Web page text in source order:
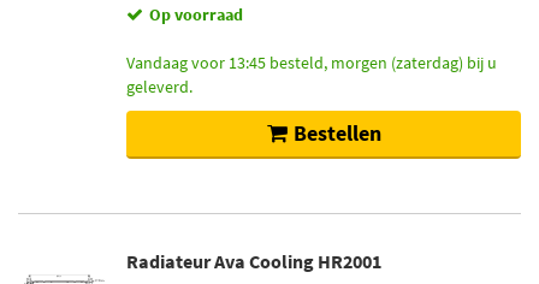
Op voorraad
Vandaag voor 13:45 besteld, morgen (zaterdag) bij u
geleverd.
Bestellen
Radiateur Ava Cooling HR2001